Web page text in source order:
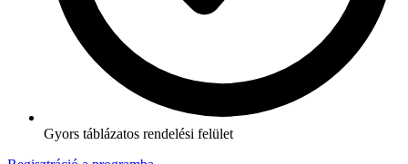
Gyors táblázatos rendelési felület